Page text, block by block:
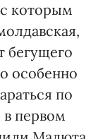
которым
бегущего
особенно
по
в первом